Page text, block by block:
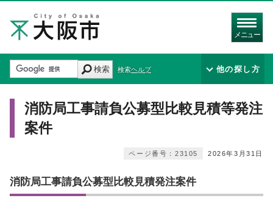
メニュー
検索 検索ヘルプ 他の探し方
消防局工事請負公募型比較見積等発注
案件
2026年3月31日
ページ番号：23105
消防局工事請負公募型比較見積発注案件